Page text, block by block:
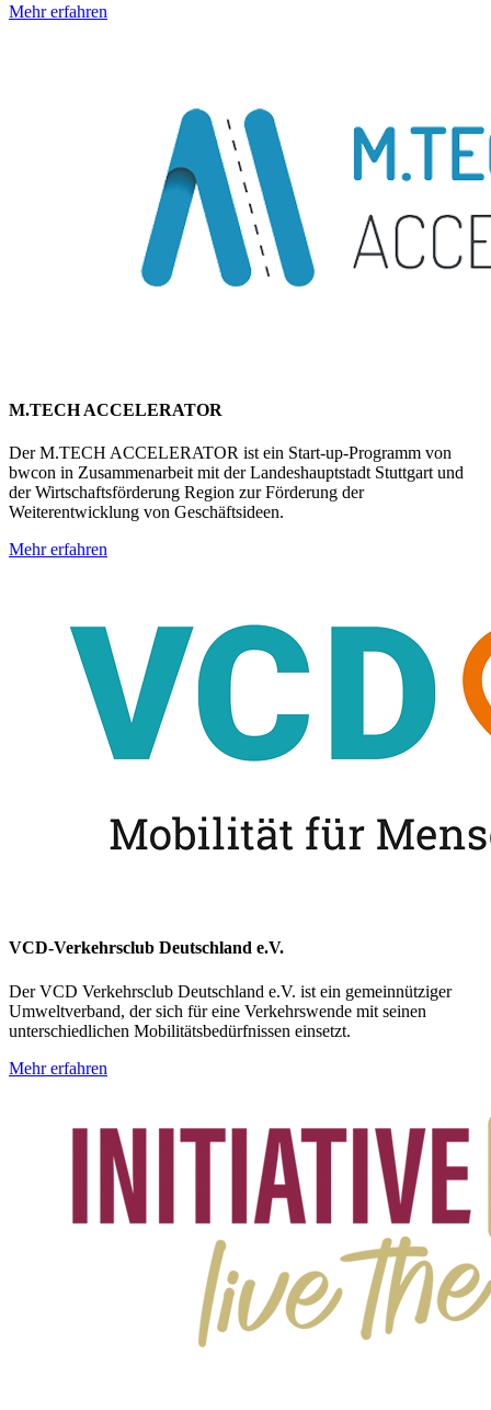
Mehr erfahren
M.TECH ACCELERATOR
Der M.TECH ACCELERATOR ist ein Start-up-Programm von
bwcon in Zusammenarbeit mit der Landeshauptstadt Stuttgart und
der Wirtschaftsförderung Region zur Förderung der
Weiterentwicklung von Geschäftsideen.
Mehr erfahren
VCD-Verkehrsclub Deutschland e.V.
Der VCD Verkehrsclub Deutschland e.V. ist ein gemeinnütziger
Umweltverband, der sich für eine Verkehrswende mit seinen
unterschiedlichen Mobilitätsbedürfnissen einsetzt.
Mehr erfahren